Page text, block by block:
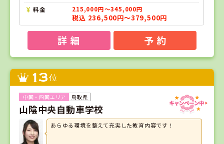
料金 215,000円～345,000円
税込 236,500円～379,500円
詳 細 予 約
13位
鳥取県
山陰中央自動車学校
あらゆる環境を整えて充実した教育内容です！